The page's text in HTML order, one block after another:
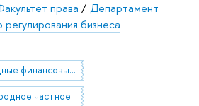
права /Департамент
регулирования бизнеса
производные финансовые инструменты
международное частное право